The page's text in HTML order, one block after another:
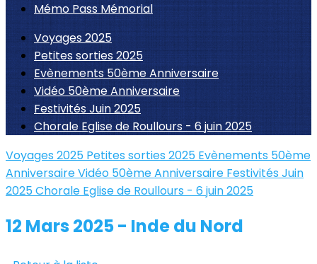
Mémo Pass Mémorial
Voyages 2025
Petites sorties 2025
Evènements 50ème Anniversaire
Vidéo 50ème Anniversaire
Festivités Juin 2025
Chorale Eglise de Roullours - 6 juin 2025
Voyages 2025 Petites sorties 2025 Evènements 50ème
AnniversaireVidéo 50ème Anniversaire Festivités Juin
2025Chorale Eglise de Roullours - 6 juin 2025
12 Mars 2025 - Inde du Nord